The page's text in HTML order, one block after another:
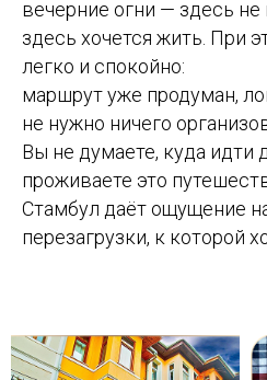
вечерние огни — здесь не
здесь хочется жить. При
легко и спокойно:
маршрут уже продуман,
не нужно ничего
Вы не думаете, куда
проживаете это
Стамбул даёт ощущение
перезагрузки, к которой